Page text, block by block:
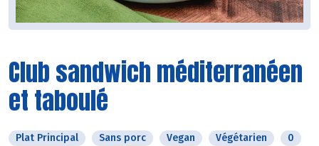
Club sandwich méditerranéen
et taboulé
Plat Principal Sans porc Vegan Végétarien 0